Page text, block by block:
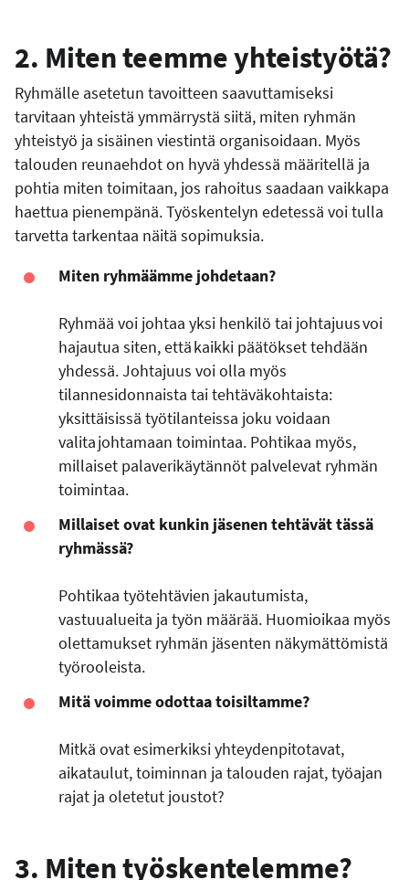
2. Miten teemme yhteistyötä?
Ryhmälle asetetun tavoitteen saavuttamiseksi
tarvitaan yhteistä ymmärrystä siitä, miten ryhmän
yhteistyö ja sisäinen viestintä organisoidaan. Myös
talouden reunaehdot on hyvä yhdessä määritellä ja
pohtia miten toimitaan, jos rahoitus saadaan vaikkapa
haettua pienempänä. Työskentelyn edetessä voi tulla
tarvetta tarkentaa näitä sopimuksia.
Miten ryhmäämme johdetaan?
Ryhmää voi johtaa yksi henkilö tai johtajuus voi
hajautua siten, että kaikki päätökset tehdään
yhdessä. Johtajuus voi olla myös
tilannesidonnaista tai tehtäväkohtaista:
yksittäisissä työtilanteissa joku voidaan
valita johtamaan toimintaa. Pohtikaa myös,
millaiset palaverikäytännöt palvelevat ryhmän
toimintaa.
Millaiset ovat kunkin jäsenen tehtävät tässä
ryhmässä?
Pohtikaa työtehtävien jakautumista,
vastuualueita ja työn määrää. Huomioikaa myös
olettamukset ryhmän jäsenten näkymättömistä
työrooleista.
Mitä voimme odottaa toisiltamme?
Mitkä ovat esimerkiksi yhteydenpitotavat,
aikataulut, toiminnan ja talouden rajat, työajan
rajat ja oletetut joustot?
3. Miten työskentelemme?